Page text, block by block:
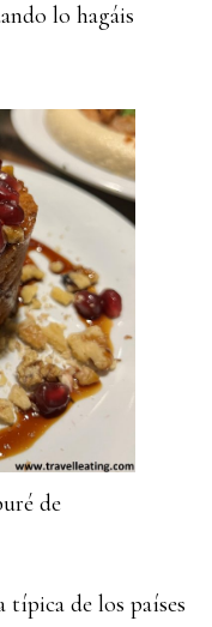
lo hagáis
de
típica de los países